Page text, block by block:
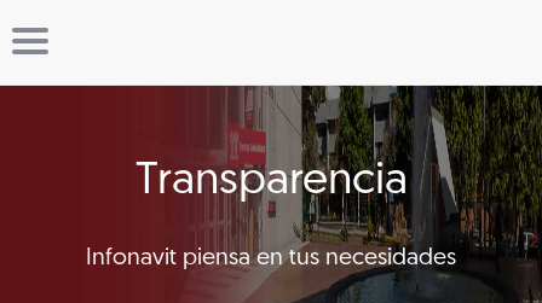
Transparencia
Infonavit piensa en tus necesidades